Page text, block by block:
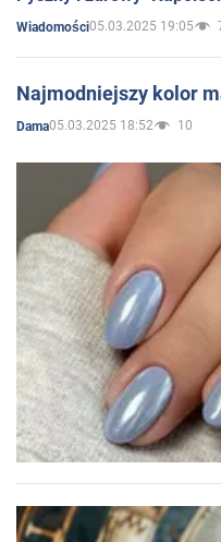
Wiadomości05.03.2025 19:05
Najmodniejszy kolor
Dama05.03.2025 18:52 10